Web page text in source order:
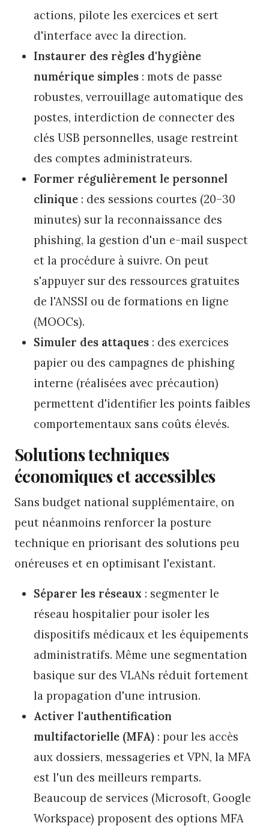
actions, pilote les exercices et sert
d'interface avec la direction.
Instaurer des règles d'hygiène
numérique simples : mots de passe
robustes, verrouillage automatique des
postes, interdiction de connecter des
clés USB personnelles, usage restreint
des comptes administrateurs.
Former régulièrement le personnel
clinique : des sessions courtes (20–30
minutes) sur la reconnaissance des
phishing, la gestion d'un e-mail suspect
et la procédure à suivre. On peut
s'appuyer sur des ressources gratuites
de l'ANSSI ou de formations en ligne
(MOOCs).
Simuler des attaques : des exercices
papier ou des campagnes de phishing
interne (réalisées avec précaution)
permettent d'identifier les points faibles
comportementaux sans coûts élevés.
Solutions techniques
économiques et accessibles
Sans budget national supplémentaire, on
peut néanmoins renforcer la posture
technique en priorisant des solutions peu
onéreuses et en optimisant l'existant.
Séparer les réseaux : segmenter le
réseau hospitalier pour isoler les
dispositifs médicaux et les équipements
administratifs. Même une segmentation
basique sur des VLANs réduit fortement
la propagation d'une intrusion.
Activer l'authentification
multifactorielle (MFA) : pour les accès
aux dossiers, messageries et VPN, la MFA
est l'un des meilleurs remparts.
Beaucoup de services (Microsoft, Google
Workspace) proposent des options MFA